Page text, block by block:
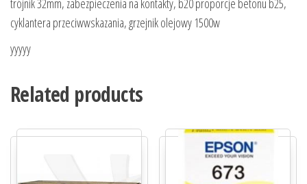
trójnik 32mm, zabezpieczenia na kontakty, b20 proporcje betonu b25,
cyklantera przeciwwskazania, grzejnik olejowy 1500w
yyyyy
Related products